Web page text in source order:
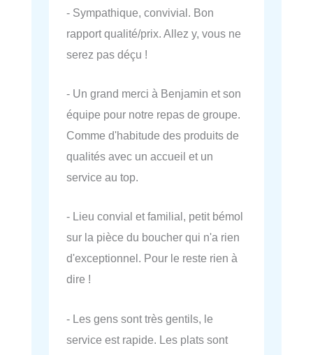
- Sympathique, convivial. Bon
rapport qualité/prix. Allez y, vous ne
serez pas déçu !
- Un grand merci à Benjamin et son
équipe pour notre repas de groupe.
Comme d'habitude des produits de
qualités avec un accueil et un
service au top.
- Lieu convial et familial, petit bémol
sur la pièce du boucher qui n'a rien
d'exceptionnel. Pour le reste rien à
dire !
- Les gens sont très gentils, le
service est rapide. Les plats sont